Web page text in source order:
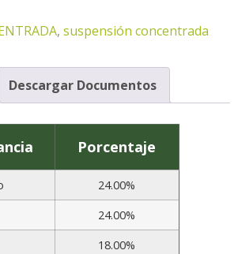
, suspensión concentrada
Descargar Documentos
Porcentaje
24.00%
24.00%
18.00%